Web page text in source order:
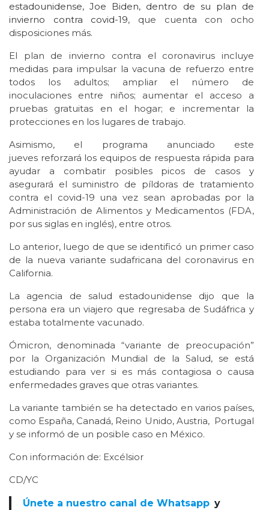
estadounidense, Joe Biden, dentro de su plan de
invierno contra covid-19, que cuenta con ocho
disposiciones más.
El plan de invierno contra el coronavirus incluye
medidas para impulsar la vacuna de refuerzo entre
todos los adultos; ampliar el número de
inoculaciones entre niños; aumentar el acceso a
pruebas gratuitas en el hogar; e incrementar la
protecciones en los lugares de trabajo.
Asimismo, el programa anunciado este
jueves reforzará los equipos de respuesta rápida para
ayudar a combatir posibles picos de casos y
asegurará el suministro de píldoras de tratamiento
contra el covid-19 una vez sean aprobadas por la
Administración de Alimentos y Medicamentos (FDA,
por sus siglas en inglés), entre otros.
Lo anterior, luego de que se identificó un primer caso
de la nueva variante sudafricana del coronavirus en
California.
La agencia de salud estadounidense dijo que la
persona era un viajero que regresaba de Sudáfrica y
estaba totalmente vacunado.
Ómicron, denominada “variante de preocupación”
por la Organización Mundial de la Salud, se está
estudiando para ver si es más contagiosa o causa
enfermedades graves que otras variantes.
La variante también se ha detectado en varios países,
como España, Canadá, Reino Unido, Austria, Portugal
y se informó de un posible caso en México.
Con información de: Excélsior
CD/YC
Únete a nuestro canal de Whatsapp y